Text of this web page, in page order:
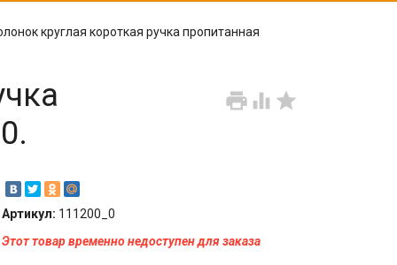
круглая короткая ручка пропитанная
  
Артикул: 111200_0
Этот товар временно недоступен для заказа